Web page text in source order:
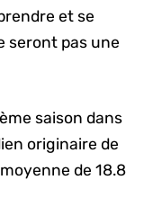
et se
seront pas une
saison dans
originaire de
de 18.8